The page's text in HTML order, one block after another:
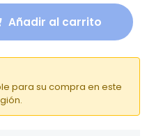
Añadir al carrito
para su compra en este